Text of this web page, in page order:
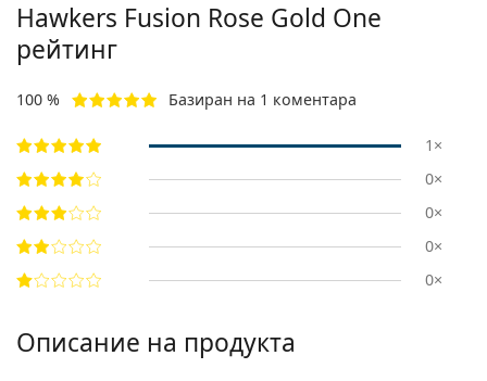
Hawkers Fusion Rose Gold One
рейтинг
100 % Базиран на 1 коментара
1×
0×
0×
0×
0×
Описание на продукта